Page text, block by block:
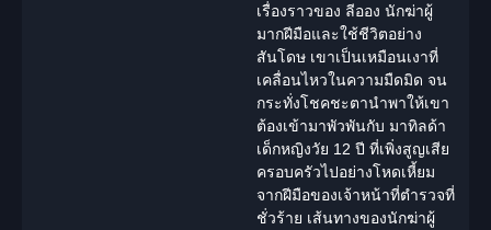
เรื่องราวของ ลีออง นักฆ่าผู้
มากฝีมือและใช้ชีวิตอย่าง
สันโดษ เขาเป็นเหมือนเงาที่
เคลื่อนไหวในความมืดมิด จน
กระทั่งโชคชะตานำพาให้เขา
ต้องเข้ามาพัวพันกับ มาทิลด้า
เด็กหญิงวัย 12 ปี ที่เพิ่งสูญเสีย
ครอบครัวไปอย่างโหดเหี้ยม
จากฝีมือของเจ้าหน้าที่ตำรวจที่
ชั่วร้าย เส้นทางของนักฆ่าผู้